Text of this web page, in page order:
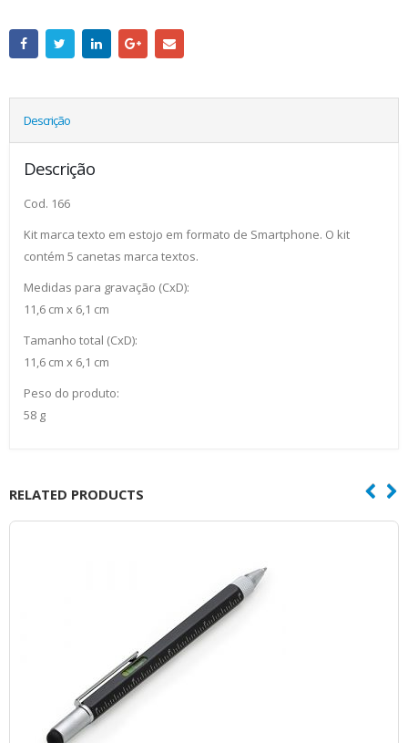
Descrição
Descrição
Cod. 166
Kit marca texto em estojo em formato de Smartphone. O kit
contém 5 canetas marca textos.
Medidas para gravação (CxD):
11,6 cm x 6,1 cm
Tamanho total (CxD):
11,6 cm x 6,1 cm
Peso do produto:
58 g
RELATED PRODUCTS